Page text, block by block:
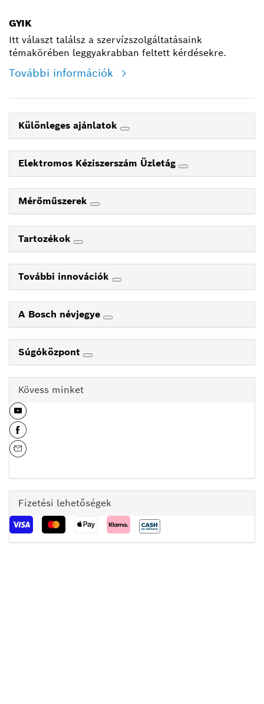
GYIK
Itt választ találsz a szervízszolgáltatásaink
témakörében leggyakrabban feltett kérdésekre.
További információk
Különleges ajánlatok
Elektromos Kéziszerszám Üzletág
Mérőműszerek
Tartozékok
További innovációk
A Bosch névjegye
Súgóközpont
Kövess minket
Fizetési lehetőségek